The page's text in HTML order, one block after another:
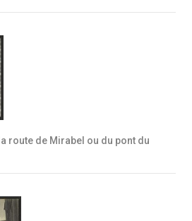
route de Mirabel ou du pont du